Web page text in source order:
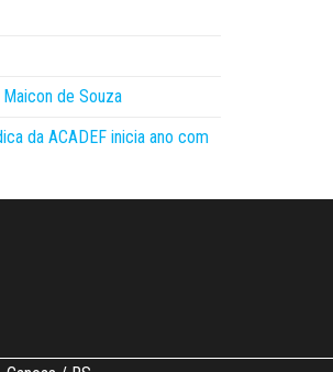
de Souza
da ACADEF inicia ano com